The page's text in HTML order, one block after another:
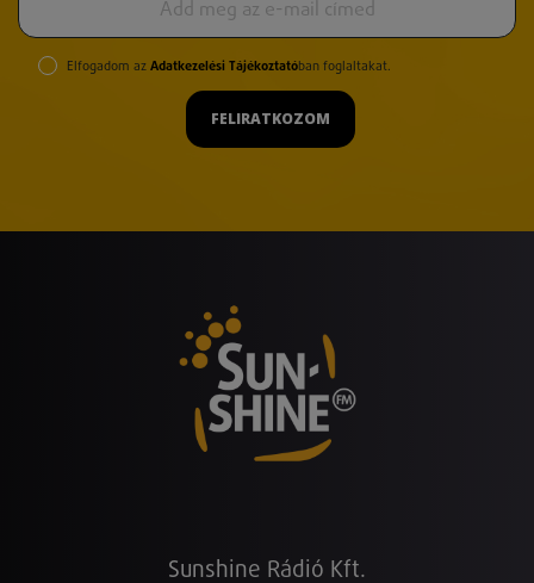
Elfogadom az Adatkezelési Tájékoztatóban foglaltakat.
FELIRATKOZOM
Sunshine Rádió Kft.